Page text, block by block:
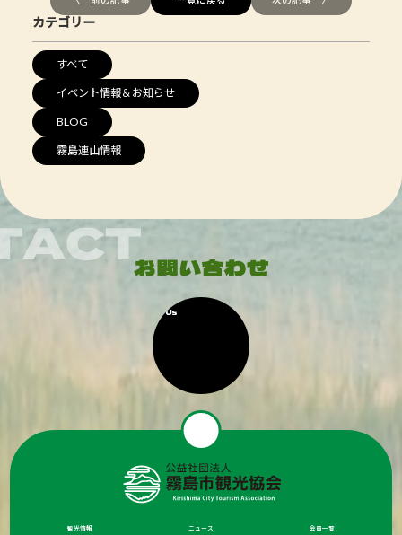
カテゴリー
すべて
イベント情報＆お知らせ
BLOG
霧島連山情報
観光情報 ニュース 会員一覧